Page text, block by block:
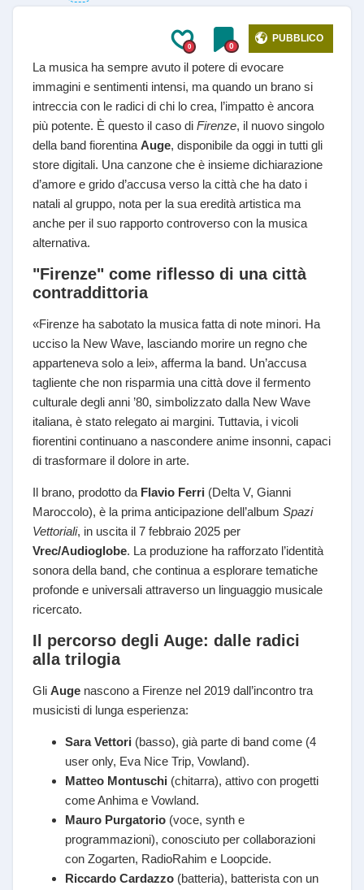
0 0
PUBBLICO
La musica ha sempre avuto il potere di evocare
immagini e sentimenti intensi, ma quando un brano si
intreccia con le radici di chi lo crea, l’impatto è ancora
più potente. È questo il caso di Firenze, il nuovo singolo
della band fiorentina Auge, disponibile da oggi in tutti gli
store digitali. Una canzone che è insieme dichiarazione
d’amore e grido d’accusa verso la città che ha dato i
natali al gruppo, nota per la sua eredità artistica ma
anche per il suo rapporto controverso con la musica
alternativa.
"Firenze" come riflesso di una città
contraddittoria
«Firenze ha sabotato la musica fatta di note minori. Ha
ucciso la New Wave, lasciando morire un regno che
apparteneva solo a lei», afferma la band. Un’accusa
tagliente che non risparmia una città dove il fermento
culturale degli anni ’80, simbolizzato dalla New Wave
italiana, è stato relegato ai margini. Tuttavia, i vicoli
fiorentini continuano a nascondere anime insonni, capaci
di trasformare il dolore in arte.
Il brano, prodotto da Flavio Ferri (Delta V, Gianni
Maroccolo), è la prima anticipazione dell’album Spazi
Vettoriali, in uscita il 7 febbraio 2025 per
Vrec/Audioglobe. La produzione ha rafforzato l’identità
sonora della band, che continua a esplorare tematiche
profonde e universali attraverso un linguaggio musicale
ricercato.
Il percorso degli Auge: dalle radici
alla trilogia
Gli Auge nascono a Firenze nel 2019 dall’incontro tra
musicisti di lunga esperienza:
Sara Vettori (basso), già parte di band come (4
user only, Eva Nice Trip, Vowland).
Matteo Montuschi (chitarra), attivo con progetti
come Anhima e Vowland.
Mauro Purgatorio (voce, synth e
programmazioni), conosciuto per collaborazioni
con Zogarten, RadioRahim e Loopcide.
Riccardo Cardazzo (batteria), batterista con un